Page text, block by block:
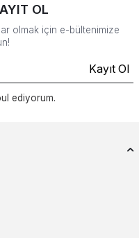
OL
olmak için e-bültenimize
Kayıt Ol
ediyorum.